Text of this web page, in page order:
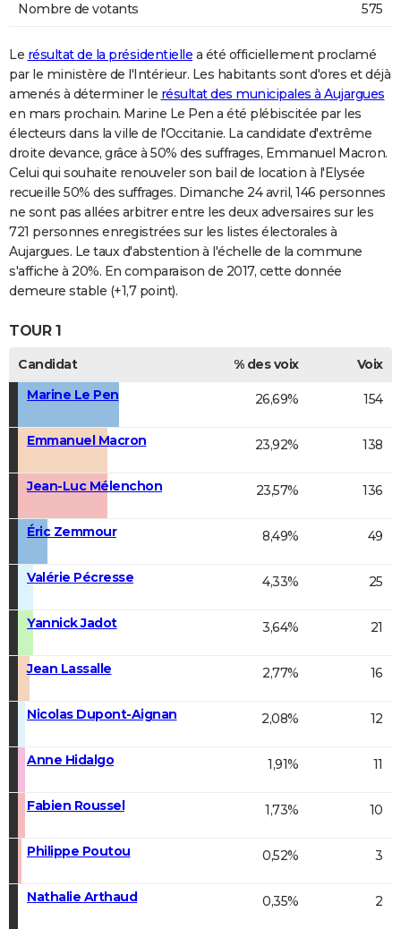
Nombre de votants 575
Le résultat de la présidentielle a été officiellement proclamé
par le ministère de l'Intérieur. Les habitants sont d'ores et déjà
amenés à déterminer le résultat des municipales à Aujargues
en mars prochain. Marine Le Pen a été plébiscitée par les
électeurs dans la ville de l'Occitanie. La candidate d'extrême
droite devance, grâce à 50% des suffrages, Emmanuel Macron.
Celui qui souhaite renouveler son bail de location à l'Elysée
recueille 50% des suffrages. Dimanche 24 avril, 146 personnes
ne sont pas allées arbitrer entre les deux adversaires sur les
721 personnes enregistrées sur les listes électorales à
Aujargues. Le taux d'abstention à l'échelle de la commune
s'affiche à 20%. En comparaison de 2017, cette donnée
demeure stable (+1,7 point).
TOUR 1
Candidat % des voix
Voix
Marine Le Pen
26,69% 154
Emmanuel Macron 23,92% 138
Jean-Luc Mélenchon 23,57% 136
Éric Zemmour 8,49% 49
Valérie Pécresse 4,33% 25
Yannick Jadot 3,64% 21
Jean Lassalle 2,77% 16
Nicolas Dupont-Aignan 2,08% 12
Anne Hidalgo 1,91% 11
Fabien Roussel 1,73% 10
Philippe Poutou 0,52% 3
Nathalie Arthaud 0,35% 2